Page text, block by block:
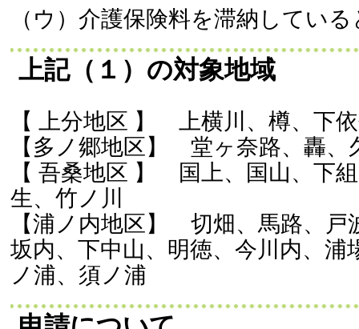
（ウ）介護保険料を滞納してい
上記（１）の対象地域
【 上分地区 】 上横川、樽、下
【多ノ郷地区】 堂ヶ奈路、轟、
【 吾桑地区 】 国上、国山、下
生、竹ノ川
【浦ノ内地区】 切畑、馬路、戸
坂内、下中山、明徳、今川内、浦
ノ浦、須ノ浦